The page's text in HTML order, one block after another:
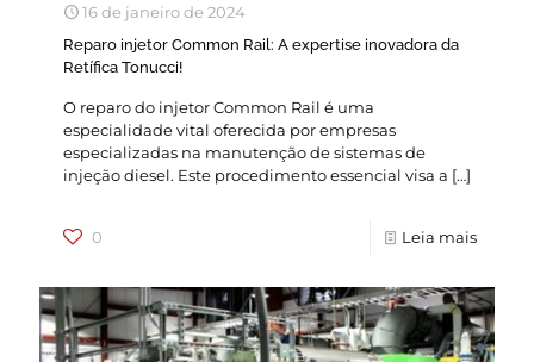
16 de janeiro de 2024
Reparo injetor Common Rail: A expertise inovadora da
Retífica Tonucci!
O reparo do injetor Common Rail é uma
especialidade vital oferecida por empresas
especializadas na manutenção de sistemas de
injeção diesel. Este procedimento essencial visa a […]
0 Leia mais